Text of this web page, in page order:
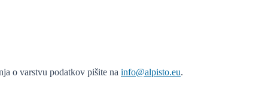
o varstvu podatkov pišite na info@alpisto.eu.